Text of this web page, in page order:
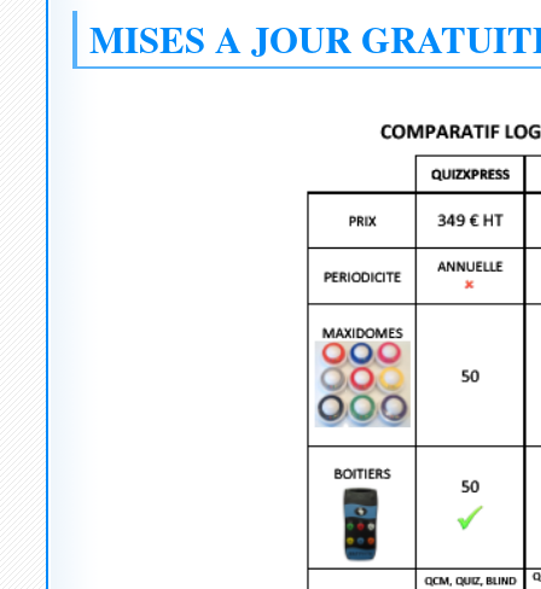
MISES A JOUR